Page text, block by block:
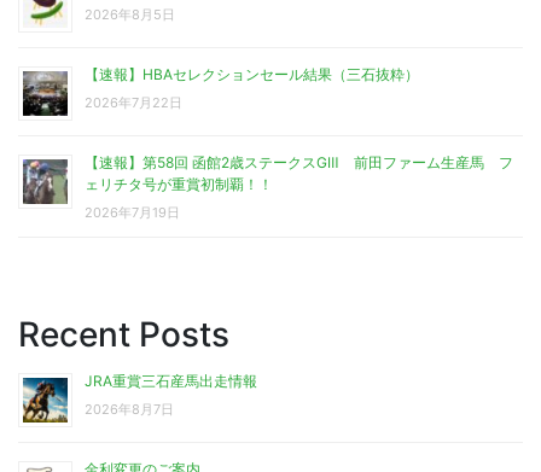
2026年8月5日
【速報】HBAセレクションセール結果（三石抜粋）
2026年7月22日
【速報】第58回 函館2歳ステークスGⅢ 前田ファーム生産馬 フ
ェリチタ号が重賞初制覇！！
2026年7月19日
Recent Posts
JRA重賞三石産馬出走情報
2026年8月7日